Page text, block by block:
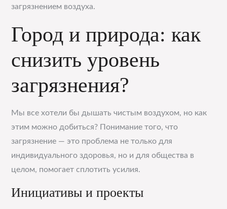
загрязнением воздуха.
Город и природа: как
снизить уровень
загрязнения?
Мы все хотели бы дышать чистым воздухом, но как
этим можно добиться? Понимание того, что
загрязнение — это проблема не только для
индивидуального здоровья, но и для общества в
целом, помогает сплотить усилия.
Инициативы и проекты